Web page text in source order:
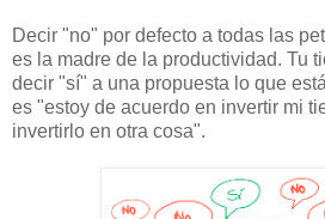
Decir "no" por defecto a todas las
es la madre de la productividad. Tu
decir "sí" a una propuesta lo que
es "estoy de acuerdo en invertir mi
invertirlo en otra cosa".